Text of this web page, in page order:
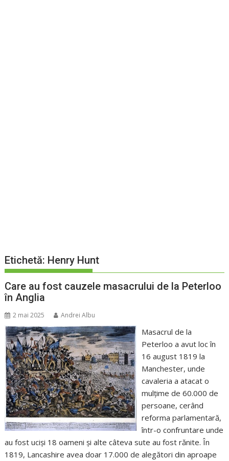
Etichetă: Henry Hunt
Care au fost cauzele masacrului de la Peterloo
în Anglia
2 mai 2025 Andrei Albu
Masacrul de la
Peterloo a avut loc în
16 august 1819 la
Manchester, unde
cavaleria a atacat o
mulțime de 60.000 de
persoane, cerând
reforma parlamentară,
într-o confruntare unde
au fost uciși 18 oameni și alte câteva sute au fost rănite. În
1819, Lancashire avea doar 17.000 de alegători din aproape